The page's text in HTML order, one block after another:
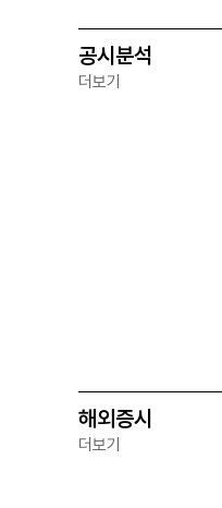
공시분석
더보기
해외증시
더보기